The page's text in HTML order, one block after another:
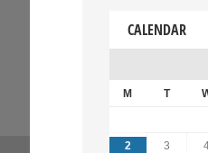
CALENDAR
M T
2 3